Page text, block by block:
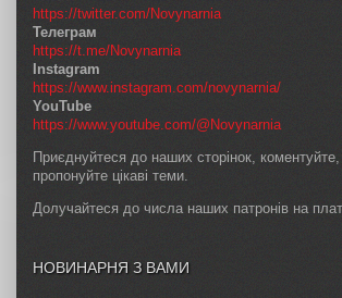
https://twitter.com/Novynarnia
Телеграм
https://t.me/Novynarnia
Instagram
https://www.instagram.com/novynarnia/
YouTube
https://www.youtube.com/@Novynarnia
Приєднуйтеся до наших сторінок, коментуйте,
пропонуйте цікаві теми.
Долучайтеся до числа наших патронів на
НОВИНАРНЯ З ВАМИ